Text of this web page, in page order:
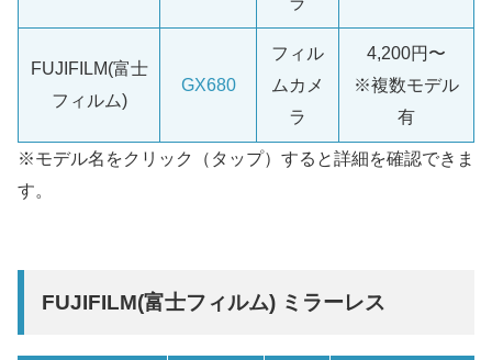
FUJIFILM(富士
フィルム)
GX680
フィル
ムカメ
ラ
4,200円〜
※複数モデル
有
※モデル名をクリック（タップ）すると詳細を確認できま
す。
FUJIFILM(富士フィルム) ミラーレス